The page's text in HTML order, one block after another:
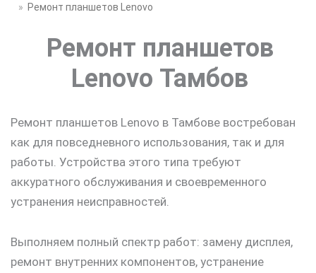
Ремонт планшетов Lenovo
Ремонт планшетов
Lenovo Тамбов
Ремонт планшетов Lenovo в Тамбове востребован
как для повседневного использования, так и для
работы. Устройства этого типа требуют
аккуратного обслуживания и своевременного
устранения неисправностей.
Выполняем полный спектр работ: замену дисплея,
ремонт внутренних компонентов, устранение